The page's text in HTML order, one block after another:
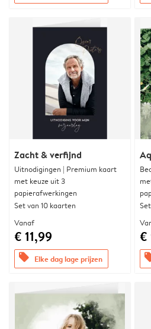
Zacht & verfijnd
Uitnodigingen | Premium kaart
met keuze uit 3
papierafwerkingen
Set van 10 kaarten
Vanaf
€ 11,99
offers Elke dag lage prijzen
€